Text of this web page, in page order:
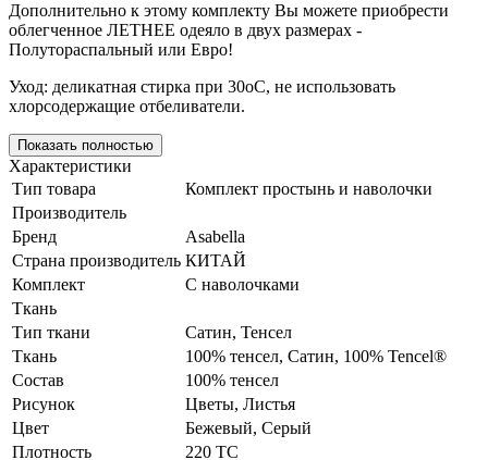
Дополнительно к этому комплекту Вы можете приобрести
облегченное ЛЕТНЕЕ одеяло в двух размерах -
Полутораспальный или Евро!
Уход: деликатная стирка при 30оС, не использовать
хлорсодержащие отбеливатели.
Показать полностью
Характеристики
Тип товара
Комплект простынь и наволочки
Производитель
Бренд
Asabella
Страна производитель КИТАЙ
Комплект
С наволочками
Ткань
Тип ткани
Сатин, Тенсел
Ткань
100% тенсел, Сатин, 100% Tencel®
Состав
100% тенсел
Рисунок
Цветы, Листья
Цвет
Бежевый, Серый
Плотность
220 ТС